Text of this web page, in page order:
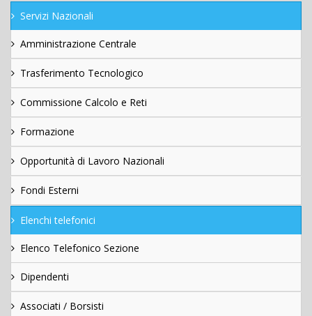
Servizi Nazionali
Amministrazione Centrale
Trasferimento Tecnologico
Commissione Calcolo e Reti
Formazione
Opportunità di Lavoro Nazionali
Fondi Esterni
Elenchi telefonici
Elenco Telefonico Sezione
Dipendenti
Associati / Borsisti